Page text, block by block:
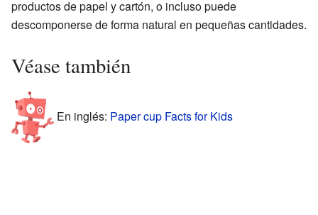
productos de papel y cartón, o incluso puede
descomponerse de forma natural en pequeñas cantidades.
Véase también
En inglés: Paper cup Facts for Kids